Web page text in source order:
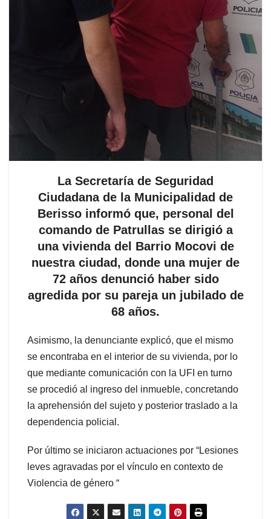
La Secretaría de Seguridad
Ciudadana de la Municipalidad de
Berisso informó que, personal del
comando de Patrullas se dirigió a
una vivienda del Barrio Mocovi de
nuestra ciudad, donde una mujer de
72 años denunció haber sido
agredida por su pareja un jubilado de
68 años.
Asimismo, la denunciante explicó, que el mismo
se encontraba en el interior de su vivienda, por lo
que mediante comunicación con la UFI en turno
se procedió al ingreso del inmueble, concretando
la aprehensión del sujeto y posterior traslado a la
dependencia policial.
Por último se iniciaron actuaciones por “Lesiones
leves agravadas por el vínculo en contexto de
Violencia de género “